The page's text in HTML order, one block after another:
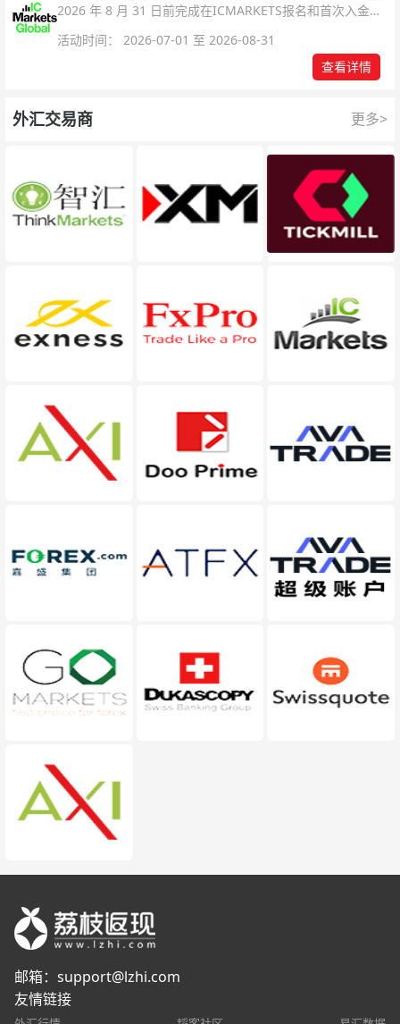
2026 年 8 月 31 日前完成在ICMARKETS报名和首次入金即
活动时间： 2026-07-01 至 2026-08-31
查看详情
外汇交易商 更多>
邮箱： support@lzhi.com
友情链接